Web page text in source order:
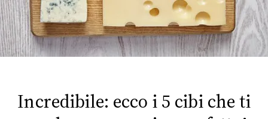
FOTO
CONCORSI
EVENTI
Incredibile: ecco i 5 cibi che ti